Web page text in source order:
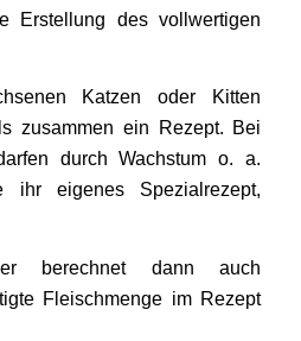
Erstellung des vollwertigen
Katzen oder Kitten
zusammen ein Rezept. Bei
durch Wachstum o. a.
ihr eigenes Spezialrezept,
berechnet dann auch
Fleischmenge im Rezept